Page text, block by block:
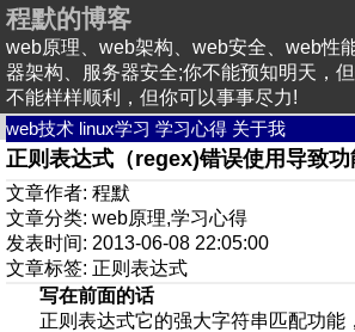
程默的博客
web原理、web架构、web安全、web性
器架构、服务器安全;你不能预知明天，
不能样样顺利，但你可以事事尽力!
web技术 linux学习 学习心得 关于我
正则表达式（regex)错误使用导致
文章作者: 程默
文章分类: web原理,学习心得
发表时间: 2013-06-08 22:05:00
文章标签: 正则表达式
写在前面的话
正则表达式它的强大字符串匹配功能